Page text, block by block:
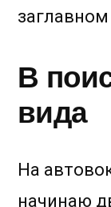
В
вида
На
начинаю